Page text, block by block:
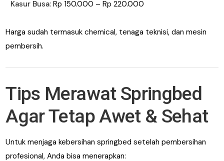
Kasur Busa: Rp 150.000 – Rp 220.000
Harga sudah termasuk chemical, tenaga teknisi, dan mesin
pembersih.
Tips Merawat Springbed
Agar Tetap Awet & Sehat
Untuk menjaga kebersihan springbed setelah pembersihan
profesional, Anda bisa menerapkan: